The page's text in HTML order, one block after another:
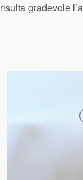
risulta gradevole